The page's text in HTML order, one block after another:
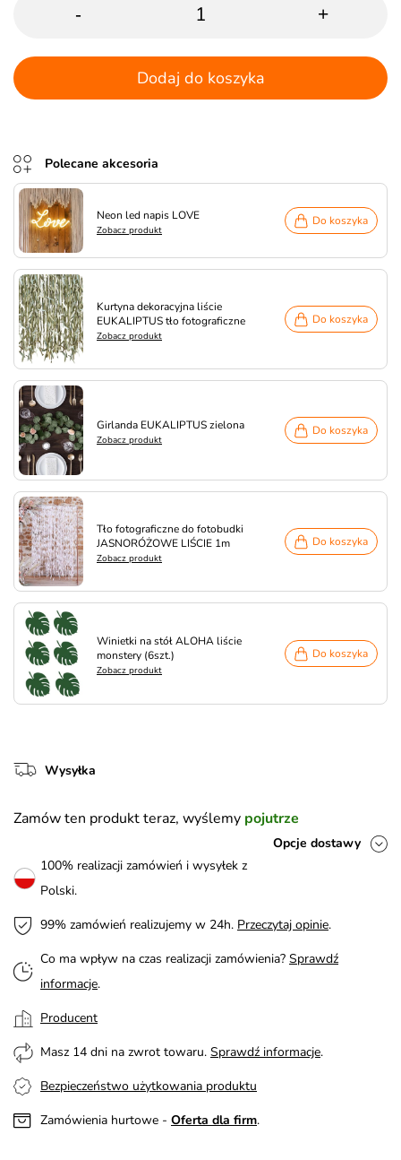
- +
Dodaj do koszyka
Polecane akcesoria
Neon led napis LOVE
Zobacz produkt
Do koszyka
Kurtyna dekoracyjna liście
EUKALIPTUS tło fotograficzne
Zobacz produkt
Do koszyka
Girlanda EUKALIPTUS zielona
Zobacz produkt
Do koszyka
Tło fotograficzne do fotobudki
JASNORÓŻOWE LIŚCIE 1m
Zobacz produkt
Do koszyka
Winietki na stół ALOHA liście
monstery (6szt.)
Zobacz produkt
Do koszyka
Wysyłka
Zamów ten produkt teraz, wyślemy pojutrze
Opcje dostawy
100% realizacji zamówień i wysyłek z
Polski.
99% zamówień realizujemy w 24h. Przeczytaj opinie.
Co ma wpływ na czas realizacji zamówienia? Sprawdź
informacje.
Producent
Masz 14 dni na zwrot towaru. Sprawdź informacje.
Bezpieczeństwo użytkowania produktu
Zamówienia hurtowe - Oferta dla firm.